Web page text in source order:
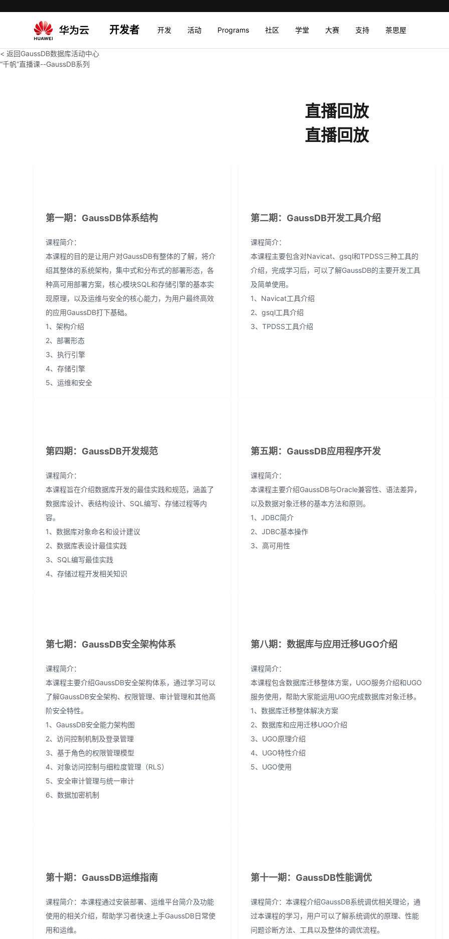
开发者 开发 活动 Programs 社区 学堂 大赛 支持 茶思屋
< 返回GaussDB数据库活动中心
“千帆”直播课--GaussDB系列
直播回放
直播回放
第一期：GaussDB体系结构
课程简介：
本课程的目的是让用户对GaussDB有整体的了解，将介
绍其整体的系统架构，集中式和分布式的部署形态，各
种高可用部署方案，核心模块SQL和存储引擎的基本实
现原理，以及运维与安全的核心能力，为用户最终高效
的应用GaussDB打下基础。
1、架构介绍
2、部署形态
3、执行引擎
4、存储引擎
5、运维和安全
第二期：GaussDB开发工具介绍
课程简介：
本课程主要包含对Navicat、gsql和TPDSS三种工具的
介绍，完成学习后，可以了解GaussDB的主要开发工具
及简单使用。
1、Navicat工具介绍
2、gsql工具介绍
3、TPDSS工具介绍
第四期：GaussDB开发规范
课程简介：
本课程旨在介绍数据库开发的最佳实践和规范，涵盖了
数据库设计、表结构设计、SQL编写、存储过程等内
容。
1、数据库对象命名和设计建议
2、数据库表设计最佳实践
3、SQL编写最佳实践
4、存储过程开发相关知识
第五期：GaussDB应用程序开发
课程简介：
本课程主要介绍GaussDB与Oracle兼容性、语法差异，
以及数据对象迁移的基本方法和原则。
1、JDBC简介
2、JDBC基本操作
3、高可用性
第七期：GaussDB安全架构体系
课程简介：
本课程主要介绍GaussDB安全架构体系，通过学习可以
了解GaussDB安全架构、权限管理、审计管理和其他高
阶安全特性。
1、GaussDB安全能力架构图
2、访问控制机制及登录管理
3、基于角色的权限管理模型
4、对象访问控制与细粒度管理（RLS）
5、安全审计管理与统一审计
6、数据加密机制
第八期：数据库与应用迁移UGO介绍
课程简介：
本课程包含数据库迁移整体方案，UGO服务介绍和UGO
服务使用，帮助大家能运用UGO完成数据库对象迁移。
1、数据库迁移整体解决方案
2、数据库和应用迁移UGO介绍
3、UGO原理介绍
4、UGO特性介绍
5、UGO使用
第十期：GaussDB运维指南
课程简介：本课程通过安装部署、运维平台简介及功能
使用的相关介绍，帮助学习者快速上手GaussDB日常使
用和运维。
第十一期：GaussDB性能调优
课程简介：本课程介绍GaussDB系统调优相关理论，通
过本课程的学习，用户可以了解系统调优的原理、性能
问题诊断方法、工具以及整体的调优流程。